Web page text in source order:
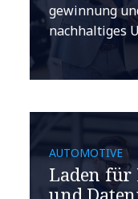
gewinnung
nachhaltiges
AUTOMOTIVE
Laden für
und